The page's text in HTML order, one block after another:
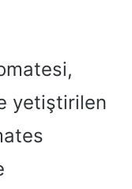
yetiştirilen